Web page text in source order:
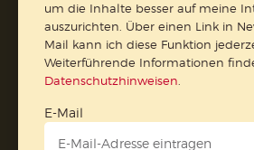
Abo online
um die Inhalte besser auf meine
auszurichten. Über einen Link in
Mail kann ich diese Funktion
Weiterführende Informationen
Datenschutzhinweisen
E-Mail